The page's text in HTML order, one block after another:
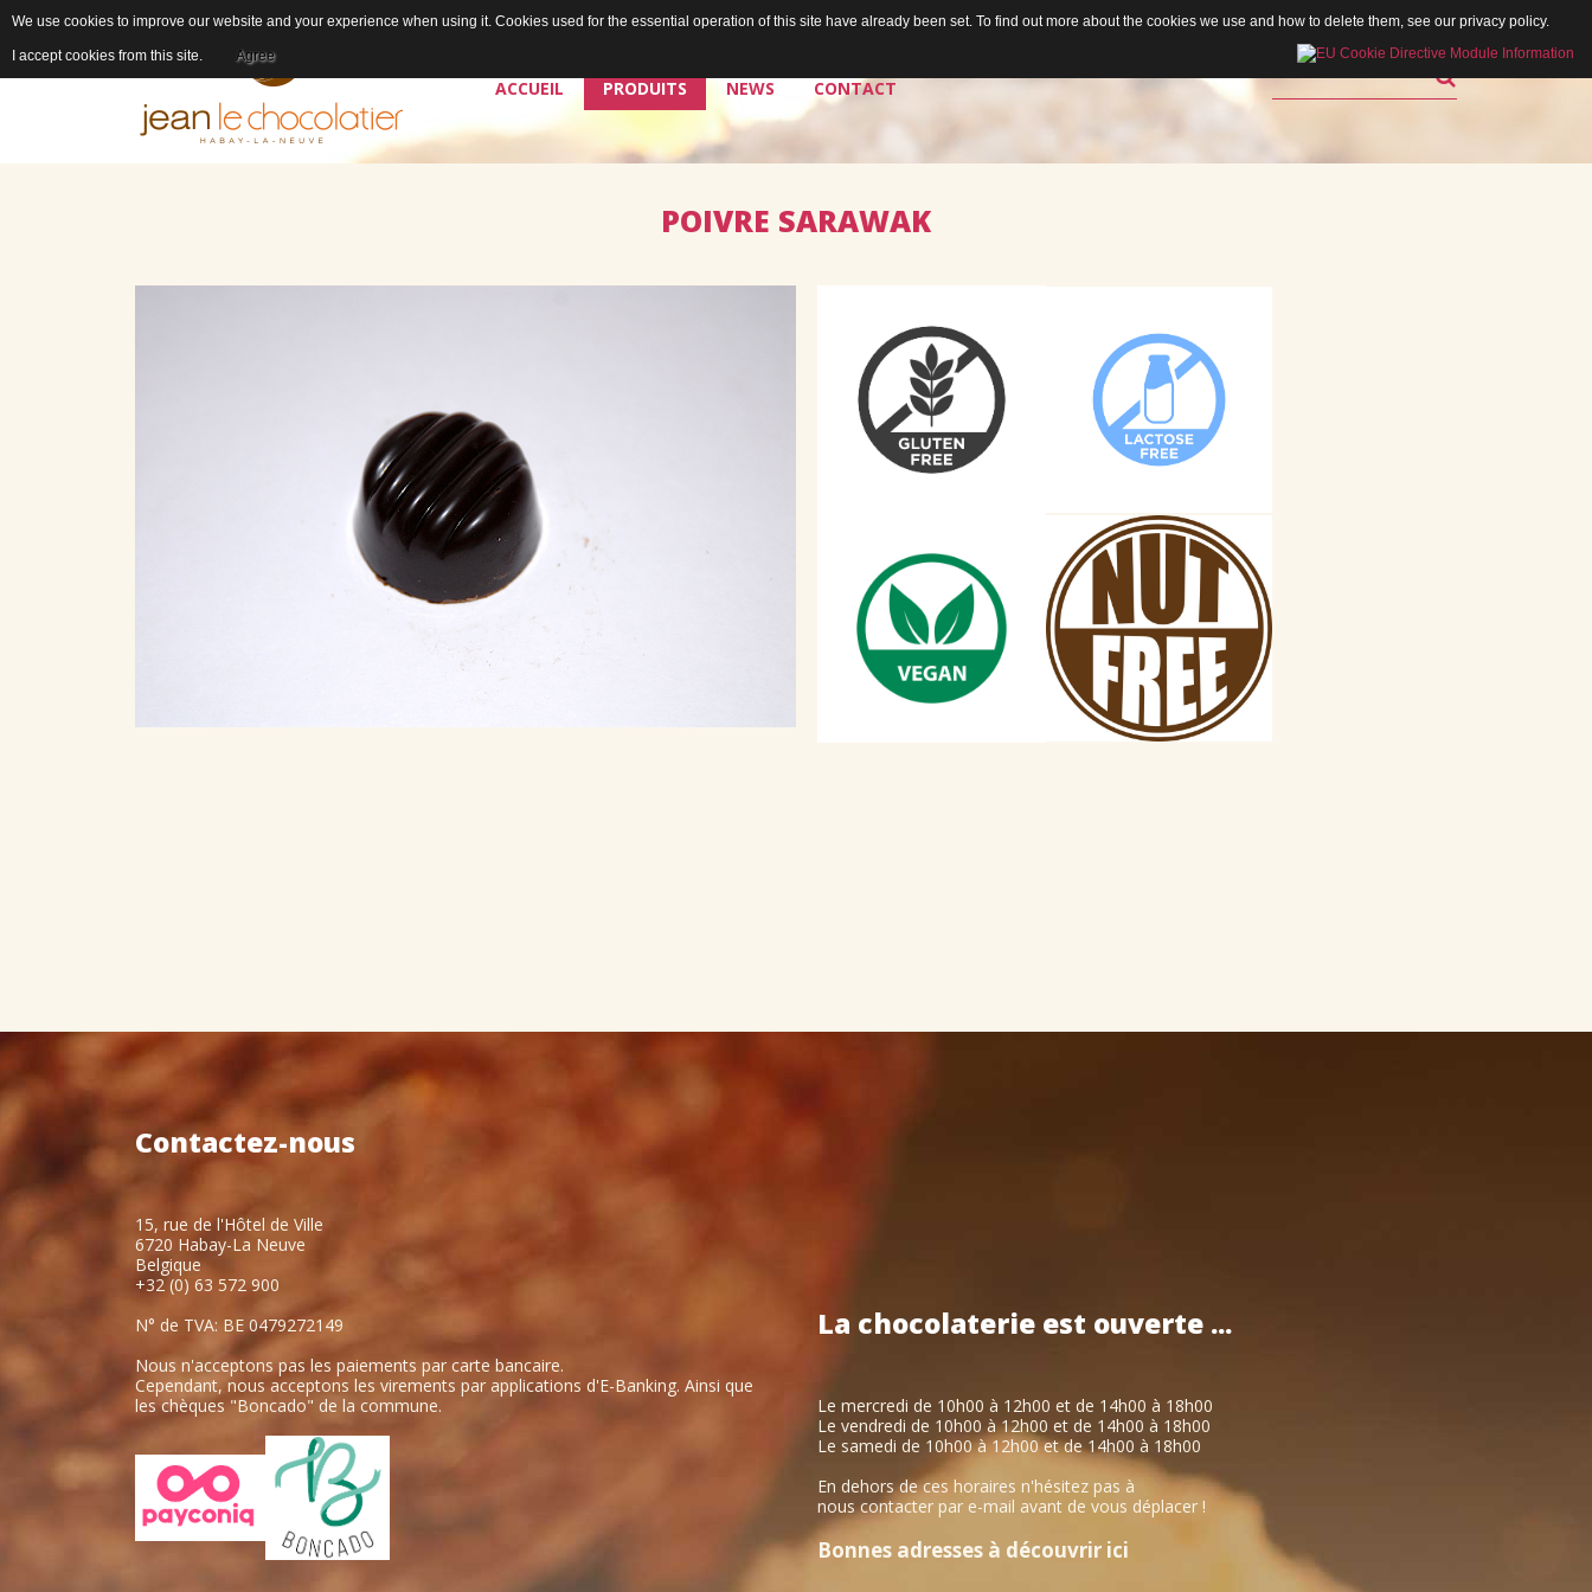
ACCUEIL PRODUITS
Les chocolats de Jean
NEWS CONTACT
Rechercher
POIVRE SARAWAK
Contactez-nous
15, rue de l'Hôtel de Ville
6720 Habay-La Neuve
Belgique
+32 (0) 63 572 900
N° de TVA: BE 0479272149
Nous n'acceptons pas les paiements par carte bancaire.
Cependant, nous acceptons les virements par applications d'E-Banking. Ainsi que
les chèques "Boncado" de la commune.
La chocolaterie est ouverte ...
Le mercredi de 10h00 à 12h00 et de 14h00 à 18h00
Le vendredi de 10h00 à 12h00 et de 14h00 à 18h00
Le samedi de 10h00 à 12h00 et de 14h00 à 18h00
En dehors de ces horaires n'hésitez pas à
nous contacter par e-mail avant de vous déplacer !
Bonnes adresses à découvrir ici
We use cookies to improve our website and your experience when using it. Cookies used for the essential operation of this site have already been set. To find out more about the cookies we use and how to delete them, see our privacy policy.
I accept cookies from this site. Agree